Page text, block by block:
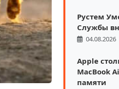
Рустем
Службы
04.08.2026
Apple
MacBook
памяти